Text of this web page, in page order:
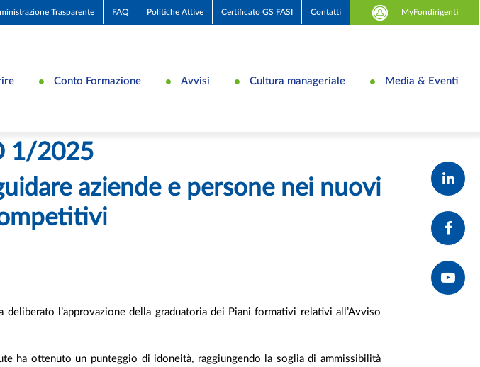
Trasparente FAQ Politiche Attive Certificato GS FASI Contatti MyFondirigenti
Conto Formazione Avvisi Cultura manageriale Media & Eventi
1/2025
aziende e persone nei nuovi
l’approvazione della graduatoria dei Piani formativi relativi all’Avviso
ha ottenuto un punteggio di idoneità, raggiungendo la soglia di ammissibilità